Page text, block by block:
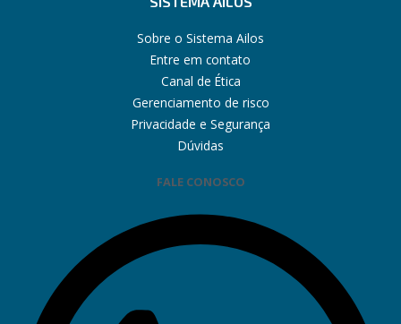
Sobre o Sistema Ailos
Entre em contato
Canal de Ética
Gerenciamento de risco
Privacidade e Segurança
Dúvidas
FALE CONOSCO